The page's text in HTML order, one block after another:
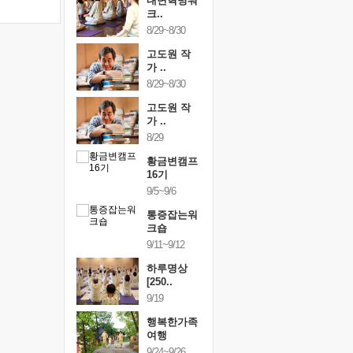
크..
8/29~8/30
고도원 작
가 ..
8/29~8/30
고도원 작
가 ..
8/29
황금변캠프
16기
9/5~9/6
통증잡는워
크숍
9/11~9/12
하루명상
[250..
9/19
행복한가족
여행